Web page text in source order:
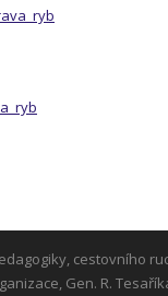
cestovního
Gen. R.